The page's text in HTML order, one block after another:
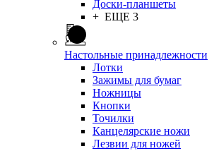
Доски-планшеты
+ ЕЩЕ 3
Настольные принадлежности
Лотки
Зажимы для бумаг
Ножницы
Кнопки
Точилки
Канцелярские ножи
Лезвии для ножей